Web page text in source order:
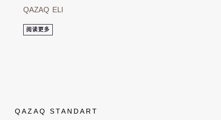
QAZAQ ELI
阅读更多
QAZAQ STANDART